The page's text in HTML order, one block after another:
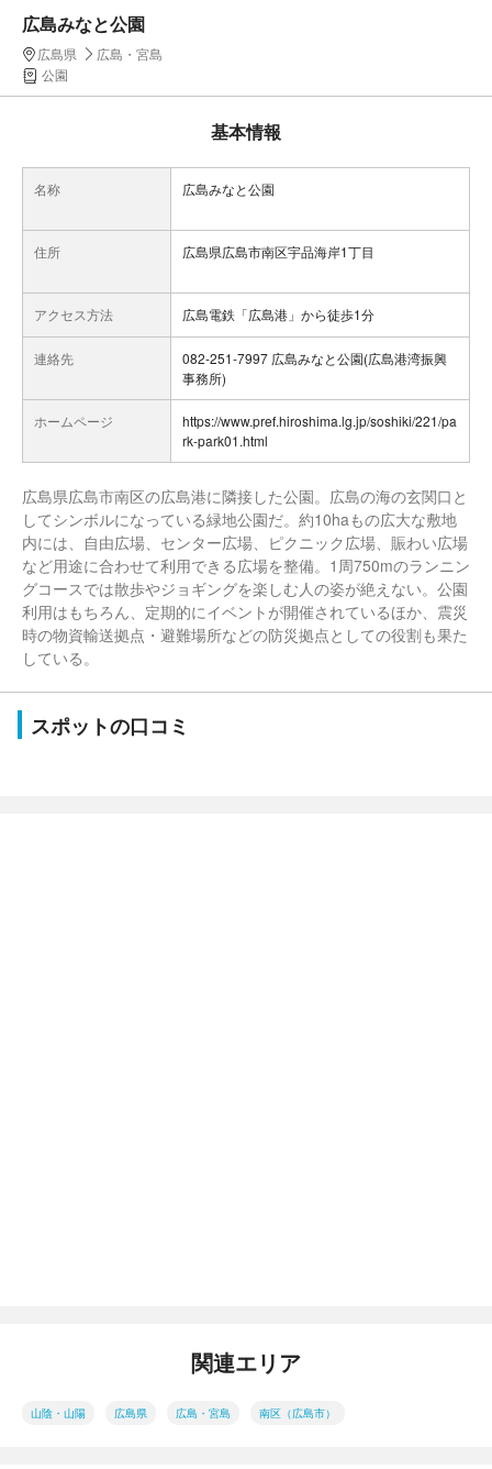
広島みなと公園
広島県
広島・宮島
公園
基本情報
名称 広島みなと公園
住所 広島県広島市南区宇品海岸1丁目
アクセス方法 広島電鉄「広島港」から徒歩1分
連絡先
082-251-7997 広島みなと公園(広島港湾振興
事務所)
ホームページ
https://www.pref.hiroshima.lg.jp/soshiki/221/pa
rk-park01.html
広島県広島市南区の広島港に隣接した公園。広島の海の玄関口と
してシンボルになっている緑地公園だ。約10haもの広大な敷地
内には、自由広場、センター広場、ピクニック広場、賑わい広場
など用途に合わせて利用できる広場を整備。1周750mのランニン
グコースでは散歩やジョギングを楽しむ人の姿が絶えない。公園
利用はもちろん、定期的にイベントが開催されているほか、震災
時の物資輸送拠点・避難場所などの防災拠点としての役割も果た
している。
スポットの口コミ
関連エリア
山陰・山陽 広島県 広島・宮島 南区（広島市）